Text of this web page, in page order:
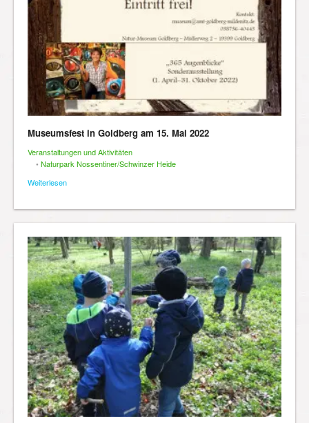
Museumsfest in Goldberg am 15. Mai 2022
Veranstaltungen und Aktivitäten
• Naturpark Nossentiner/Schwinzer Heide
Weiterlesen